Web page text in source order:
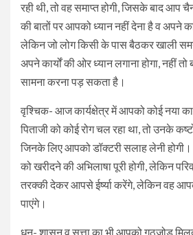
रही थी, तो वह समाप्त होगी, जिसके बाद आप
की बातों पर आपको ध्यान नहीं देना है व अपने
लेकिन जो लोग किसी के पास बैठकर खाली
अपने कार्यों की ओर ध्यान लगाना होगा, नहीं तो
सामना करना पड़ सकता है।
वृश्चिक- आज कार्यक्षेत्र में आपको कोई नया
पिताजी को कोई रोग चल रहा था, तो उनके
जिनके लिए आपको डॉक्टरी सलाह लेनी
को खरीदने की अभिलाषा पूरी होगी, लेकिन
तरक्की देकर आपसे ईर्ष्या करेंगे, लेकिन वह
पाएंगे।
धनु- शासन व सत्ता का भी आपको गठजोड़